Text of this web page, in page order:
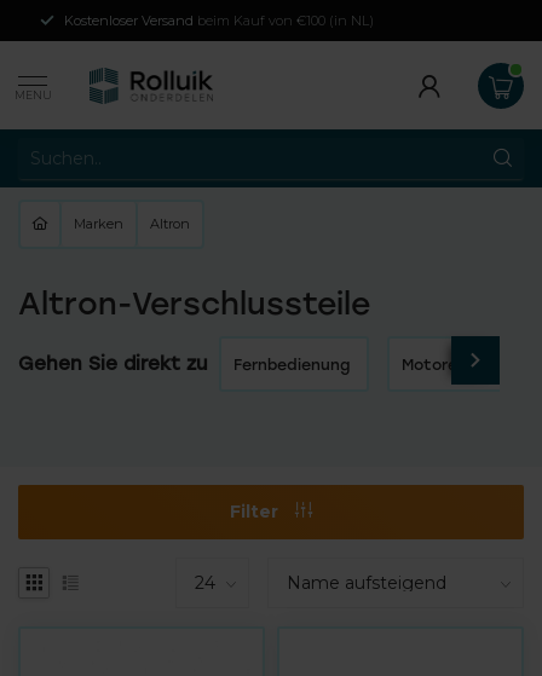
Kostenloser Versand beim Kauf von €100 (in NL)
MENU
Marken Altron
Altron-Verschlussteile
Gehen Sie direkt zu Fernbedienung Motoren für
Filter